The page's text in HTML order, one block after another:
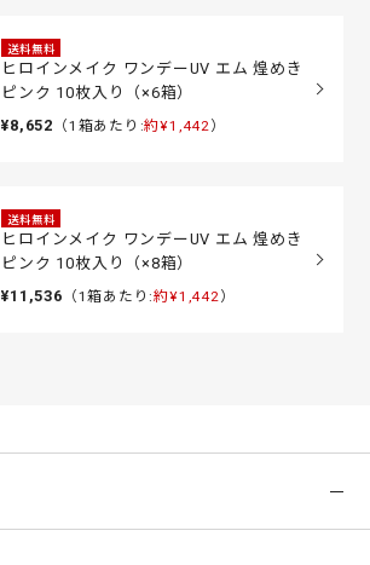
送料無料
ヒロインメイク ワンデーUV エム 煌めき
ピンク 10枚入り（×6箱）
¥8,652 （1箱あたり:約¥1,442）
送料無料
ヒロインメイク ワンデーUV エム 煌めき
ピンク 10枚入り（×8箱）
¥11,536 （1箱あたり:約¥1,442）